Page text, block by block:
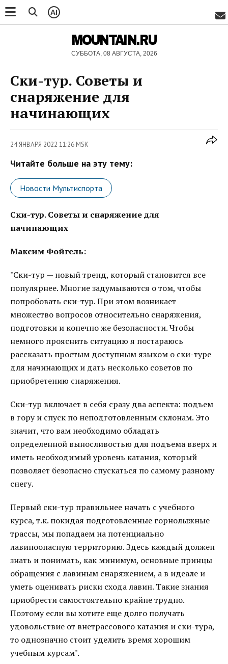
AI
MOUNTAIN.RU
СУББОТА, 08 АВГУСТА, 2026
Ски-тур. Советы и
снаряжение для
начинающих
24 ЯНВАРЯ 2022 11:26 MSK
Читайте больше на эту тему:
Новости Мультиспорта
Ски-тур. Советы и снаряжение для
начинающих
Максим Фойгель:
"Ски-тур — новый тренд, который становится все
популярнее. Многие задумываются о том, чтобы
попробовать ски-тур. При этом возникает
множество вопросов относительно снаряжения,
подготовки и конечно же безопасности. Чтобы
немного прояснить ситуацию я постараюсь
рассказать простым доступным языком о ски-туре
для начинающих и дать несколько советов по
приобретению снаряжения.
Ски-тур включает в себя сразу два аспекта: подъем
в гору и спуск по неподготовленным склонам. Это
значит, что вам необходимо обладать
определенной выносливостью для подъема вверх и
иметь необходимый уровень катания, который
позволяет безопасно спускаться по самому разному
снегу.
Первый ски-тур правильнее начать с учебного
курса, т.к. покидая подготовленные горнолыжные
трассы, мы попадаем на потенциально
лавиноопасную территорию. Здесь каждый должен
знать и понимать, как минимум, основные принцы
обращения с лавиным снаряжением, а в идеале и
уметь оценивать риски схода лавин. Такие знания
приобрести самостоятельно крайне трудно.
Поэтому если вы хотите еще долго получать
удовольствие от внетрассового катания и ски-тура,
то однозначно стоит уделить время хорошим
учебным курсам".